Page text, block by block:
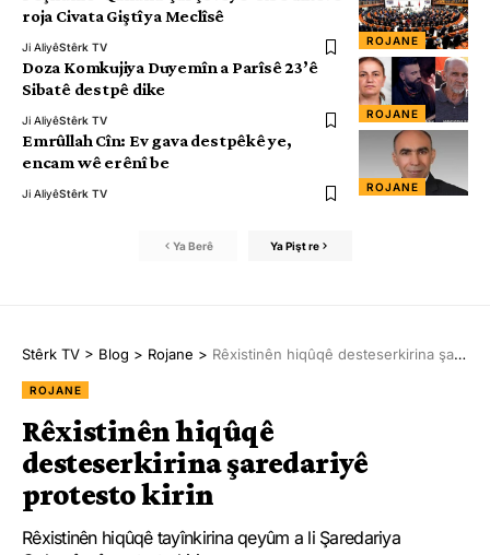
ROJANE
roja Civata Giştî ya Meclîsê
Ji AliyêStêrk TV
ROJANE
Doza Komkujiya Duyemîn a Parîsê 23’ê
Sibatê destpê dike
Ji AliyêStêrk TV
ROJANE
Emrûllah Cîn: Ev gava destpêkê ye,
encam wê erênî be
Ji AliyêStêrk TV
Ya Berê Ya Pişt re
Stêrk TV > Blog > Rojane > Rêxistinên hiqûqê desteserkirina şaredariyê protesto kirin
ROJANE
Rêxistinên hiqûqê
desteserkirina şaredariyê
protesto kirin
Rêxistinên hiqûqê tayînkirina qeyûm a li Şaredariya